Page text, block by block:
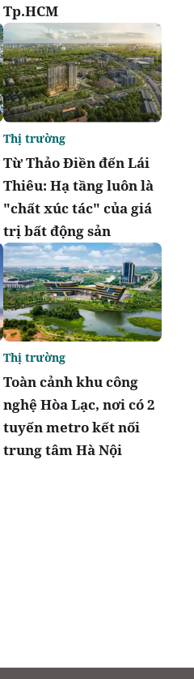
Tp.HCM
Từ Thảo Điền đến Lái
Thiêu: Hạ tầng luôn là
"chất xúc tác" của giá
trị bất động sản
Thị trường
Toàn cảnh khu công
nghệ Hòa Lạc, nơi có 2
tuyến metro kết nối
trung tâm Hà Nội
Thị trường